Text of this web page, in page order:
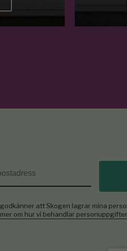
godkänner att Skogen lagrar mina
om hur vi behandlar personuppgifter